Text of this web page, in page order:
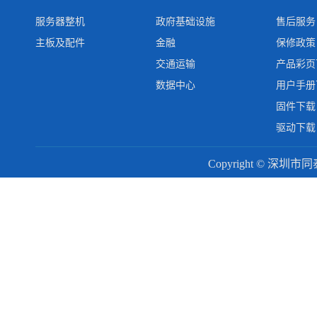
服务器整机
主板及配件
政府基础设施
金融
交通运输
数据中心
售后服务
保修政策
产品彩
用户手
固件下载
驱动下载
Copyright © 深圳市同